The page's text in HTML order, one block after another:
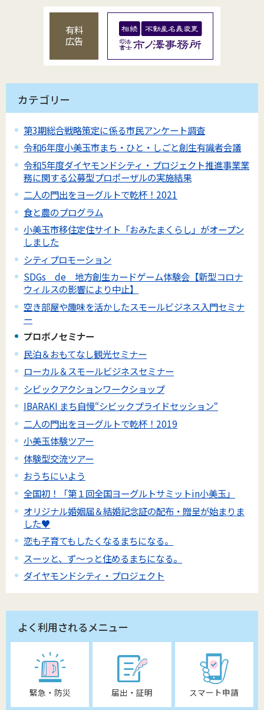
有料
広告
カテゴリー
第3期総合戦略策定に係る市民アンケート調査
令和6年度小美玉市まち・ひと・しごと創生有識者会議
令和5年度ダイヤモンドシティ・プロジェクト推進事業業
務に関する公募型プロポーザルの実施結果
二人の門出をヨーグルトで乾杯！2021
食と農のプログラム
小美玉市移住定住サイト「おみたまくらし」がオープン
しました
シティプロモーション
SDGs de 地方創生カードゲーム体験会【新型コロナ
ウィルスの影響により中止】
空き部屋や趣味を活かしたスモールビジネス入門セミナ
ー
プロボノセミナー
民泊＆おもてなし観光セミナー
ローカル＆スモールビジネスセミナー
シビックアクションワークショップ
IBARAKI まち自慢“シビックプライドセッション“
二人の門出をヨーグルトで乾杯！2019
小美玉体験ツアー
体験型交流ツアー
おうちにいよう
全国初！「第１回全国ヨーグルトサミットin小美玉」
オリジナル婚姻届＆結婚記念証の配布・贈呈が始まりま
した♥
恋も子育てもしたくなるまちになる。
スーッと、ず～っと住めるまちになる。
ダイヤモンドシティ・プロジェクト
よく利用されるメニュー
緊急・防災 届出・証明 スマート申請